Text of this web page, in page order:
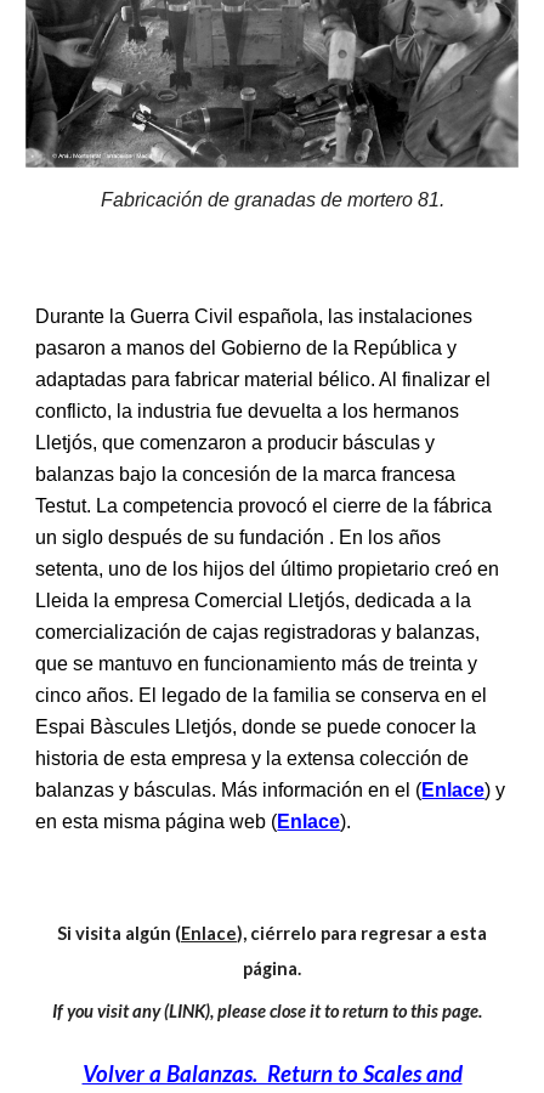
Fabricación de granadas de mortero 81.
Durante la Guerra Civil española, las instalaciones
pasaron a manos del Gobierno de la República y
adaptadas para fabricar material bélico. Al finalizar el
conflicto, la industria fue devuelta a los hermanos
Lletjós, que comenzaron a producir básculas y
balanzas bajo la concesión de la marca francesa
Testut. La competencia provocó el cierre de la fábrica
un siglo después de su fundación . En los años
setenta, uno de los hijos del último propietario creó en
Lleida la empresa Comercial Lletjós, dedicada a la
comercialización de cajas registradoras y balanzas,
que se mantuvo en funcionamiento más de treinta y
cinco años. E l legado de la familia se conserva en el
Espai Bàscules Lletjós, donde se puede conocer la
historia de esta empresa y la extensacolección de
balanzas y básculas. Más información en el (Enlace) y
en esta misma página web (Enlace).
Si visita algún (Enlace), ciérrelo para regresar a esta
página.
If you visit any (LINK), please close it to return to this page.
Volver a Balanzas. Return to Scales and